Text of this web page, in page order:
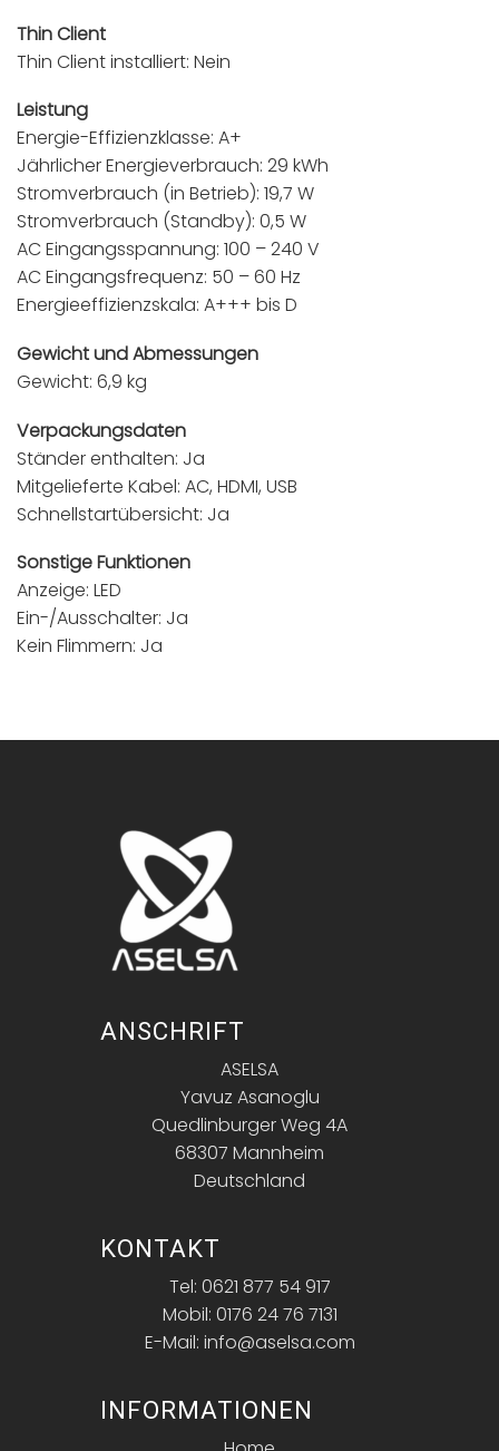
Thin Client
Thin Client installiert: Nein
Leistung
Energie-Effizienzklasse: A+
Jährlicher Energieverbrauch: 29 kWh
Stromverbrauch (in Betrieb): 19,7 W
Stromverbrauch (Standby): 0,5 W
AC Eingangsspannung: 100 – 240 V
AC Eingangsfrequenz: 50 – 60 Hz
Energieeffizienzskala: A+++ bis D
Gewicht und Abmessungen
Gewicht: 6,9 kg
Verpackungsdaten
Ständer enthalten: Ja
Mitgelieferte Kabel: AC, HDMI, USB
Schnellstartübersicht: Ja
Sonstige Funktionen
Anzeige: LED
Ein-/Ausschalter: Ja
Kein Flimmern: Ja
ANSCHRIFT
ASELSA
Yavuz Asanoglu
Quedlinburger Weg 4A
68307 Mannheim
Deutschland
KONTAKT
Tel: 0621 877 54 917
Mobil: 0176 24 76 7131
E-Mail: info@aselsa.com
INFORMATIONEN